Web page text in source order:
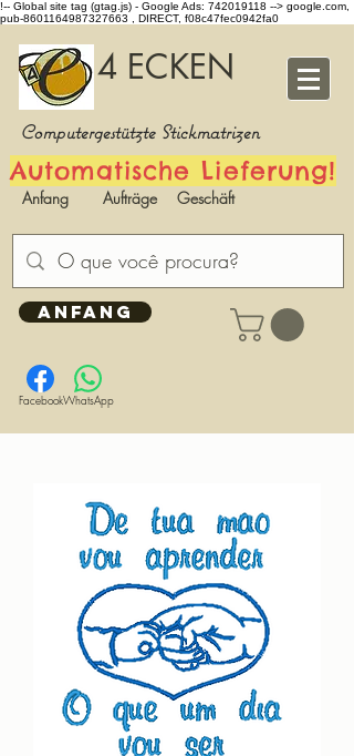
!-- Global site tag (gtag.js) - Google Ads: 742019118 --> google.com,
pub-8601164987327663 , DIRECT, f08c47fec0942fa0
4 ECKEN
Computergestützte Stickmatrizen
Automatische Lieferung!
Anfang Aufträge Geschäft
ANFANG
FacebookWhatsApp